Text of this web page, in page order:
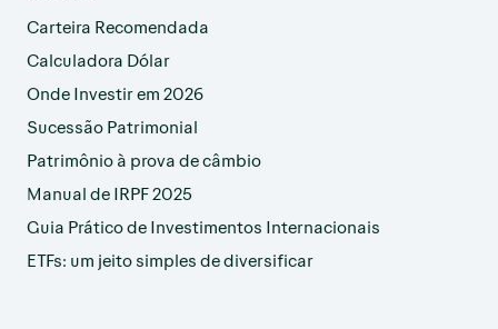
Carteira Recomendada
Calculadora Dólar
Onde Investir em 2026
Sucessão Patrimonial
Patrimônio à prova de câmbio
Manual de IRPF 2025
Guia Prático de Investimentos Internacionais
ETFs: um jeito simples de diversificar